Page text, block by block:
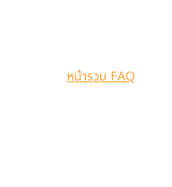
หน้ารวม FAQ